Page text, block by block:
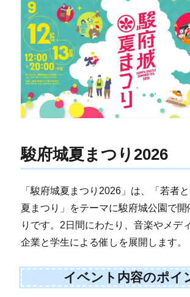
駿府城夏まつり2026
「駿府城夏まつり2026」は、「若者
夏まつり」をテーマに駿府城公園で開
りです。2日間にわたり、音楽やメデ
企業と学生による催しを展開します。
イベント内容のポイ